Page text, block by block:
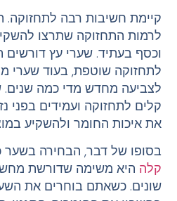
קיימת חשיבות רבה לתחזוקה.
לרמות התחזוקה שתרצו
וכסף בעתיד. שערי עץ דורשים
לתחזוקה שוטפת, בעוד שערי
לצביעה מחדש מדי כמה שנים.
קלים לתחזוקה ועמידים בפני
את איכות החומר ולהשקיע
בסופו של דבר, הבחירה בשער
קלההיא משימה שדורשת
שונים. כשאתם בוחרים את